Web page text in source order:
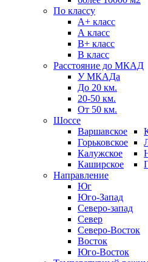
По классу
A+ класс
А класс
В+ класс
B класс
Расстояние до МКАД
У МКАДа
До 20 км.
20-50 км.
От 50 км.
Шоссе
Варшавское
Горьковское
Калужское
Каширское
Направление
Юг
Юго-Запад
Северо-запад
Север
Северо-Восток
Восток
Юго-Восток